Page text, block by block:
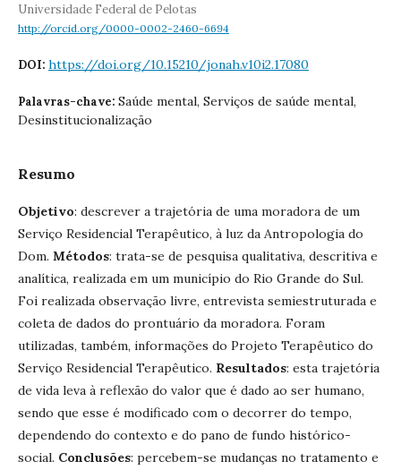
Universidade Federal de Pelotas
http://orcid.org/0000-0002-2460-6694
DOI: https://doi.org/10.15210/jonah.v10i2.17080
Palavras-chave: Saúde mental, Serviços de saúde mental,
Desinstitucionalização
Resumo
Objetivo: descrever a trajetória de uma moradora de um
Serviço Residencial Terapêutico, à luz da Antropologia do
Dom. Métodos: trata-se de pesquisa qualitativa, descritiva e
analítica, realizada em um município do Rio Grande do Sul.
Foi realizada observação livre, entrevista semiestruturada e
coleta de dados do prontuário da moradora. Foram
utilizadas, também, informações do Projeto Terapêutico do
Serviço Residencial Terapêutico. Resultados: esta trajetória
de vida leva à reflexão do valor que é dado ao ser humano,
sendo que esse é modificado com o decorrer do tempo,
dependendo do contexto e do pano de fundo histórico-
social. Conclusões: percebem-se mudanças no tratamento e